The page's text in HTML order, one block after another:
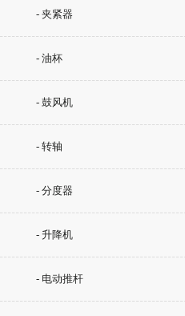
- 夹紧器
- 油杯
- 鼓风机
- 转轴
- 分度器
- 升降机
- 电动推杆